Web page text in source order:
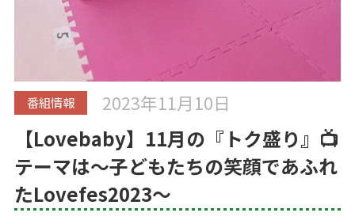
番組情報 2023年11月10日
【Lovebaby】11月の『トク盛り』📺
テーマは～子どもたちの笑顔であふれ
たLovefes2023～